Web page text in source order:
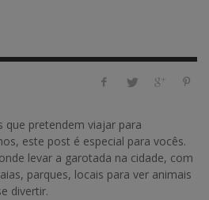
que pretendem viajar para
este post é especial para vocês.
levar a garotada na cidade, com
parques, locais para ver animais
divertir.